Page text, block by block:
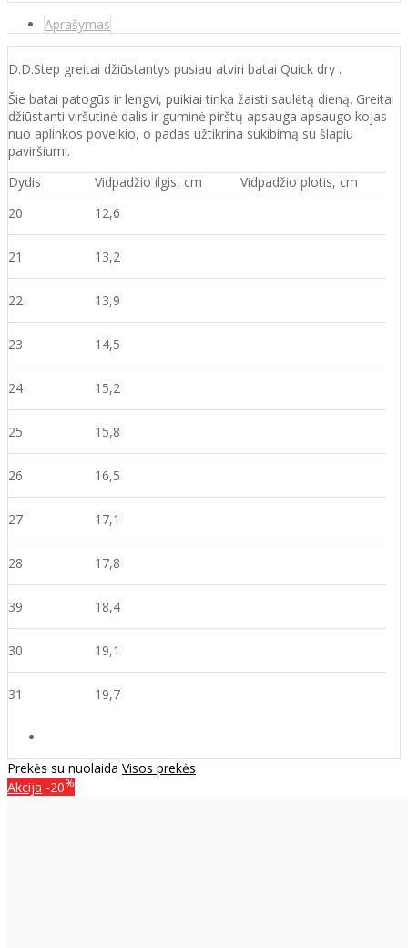
Aprašymas
D.D.Step greitai džiūstantys pusiau atviri batai Quick dry .
Šie batai patogūs ir lengvi, puikiai tinka žaisti saulėtą dieną. Greitai
džiūstanti viršutinė dalis ir guminė pirštų apsauga apsaugo kojas
nuo aplinkos poveikio, o padas užtikrina sukibimą su šlapiu
paviršiumi.
Dydis
Vidpadžio ilgis, cm
Vidpadžio plotis, cm
20
12,6
21 13,2
22 13,9
23 14,5
24 15,2
25 15,8
26 16,5
27 17,1
28 17,8
39 18,4
30 19,1
31 19,7
Prekės su nuolaida Visos prekės
Akcija -20%